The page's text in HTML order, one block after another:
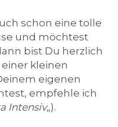
schon eine tolle
und möchtest
bist Du herzlich
kleinen
eigenen
empfehle ich
Intensiv„).